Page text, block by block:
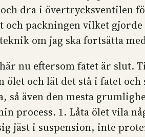
dra i övertrycksventilen
packningen vilket
om jag ska fortsätta
här nu eftersom fatet är
ölet och lät det stå i fatet
så även den mesta
process. 1. Låta ölet vila
jäst i suspension, inte